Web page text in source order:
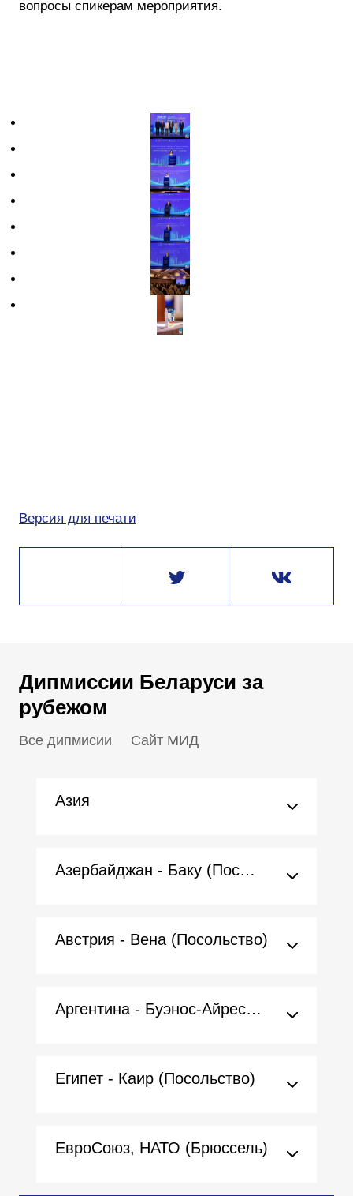
вопросы спикерам мероприятия.
Версия для печати
Дипмиссии Беларуси за
рубежом
Все дипмисии Сайт МИД
Азия
Азербайджан - Баку (Посольство)
Австрия - Вена (Посольство)
Аргентина - Буэнос-Айрес (Посольство)
Египет - Каир (Посольство)
ЕвроСоюз, НАТО (Брюссель)